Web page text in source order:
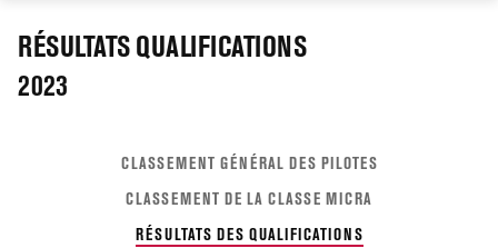
RÉSULTATS QUALIFICATIONS
2023
CLASSEMENT GÉNÉRAL DES PILOTES
CLASSEMENT DE LA CLASSE MICRA
RÉSULTATS DES QUALIFICATIONS